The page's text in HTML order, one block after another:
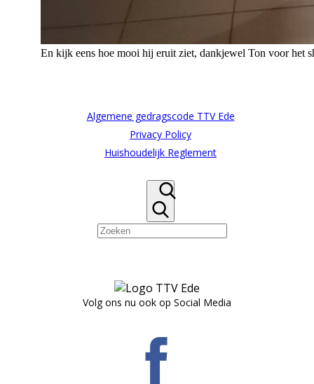
En kijk eens hoe mooi hij eruit ziet, dankjewel Ton voor het
Algemene gedragscode TTV Ede
Privacy Policy
Huishoudelijk Reglement
Volg ons nu ook op Social Media